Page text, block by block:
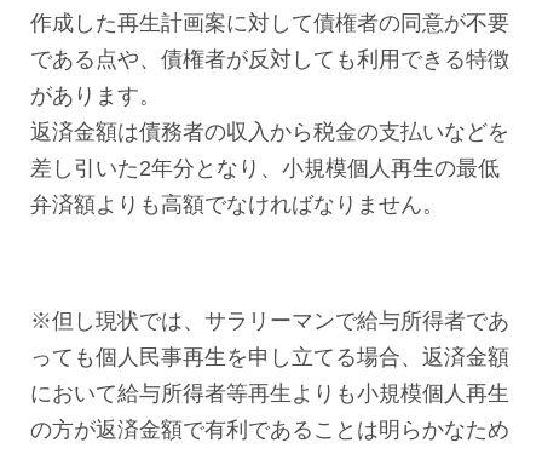
作成した再生計画案に対して債権者の同意が不要
である点や、債権者が反対しても利用できる特徴
があります。
返済金額は債務者の収入から税金の支払いなどを
差し引いた2年分となり、小規模個人再生の最低
弁済額よりも高額でなければなりません。
※但し現状では、サラリーマンで給与所得者であ
っても個人民事再生を申し立てる場合、返済金額
において給与所得者等再生よりも小規模個人再生
の方が返済金額で有利であることは明らかなため